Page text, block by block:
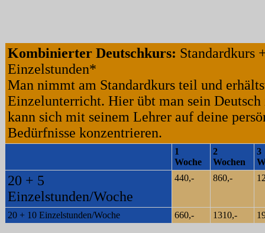
Kombinierter Deutschkurs: Standardkurs
Einzelstunden*
Man nimmt am Standardkurs teil und
Einzelunterricht. Hier übt man sein
kann sich mit seinem Lehrer auf deine
Bedürfnisse konzentrieren.
1
Woche
2
Wochen
3
20 + 5
Einzelstunden/Woche
440,- 860,-
20 + 10 Einzelstunden/Woche 660,- 1310,-